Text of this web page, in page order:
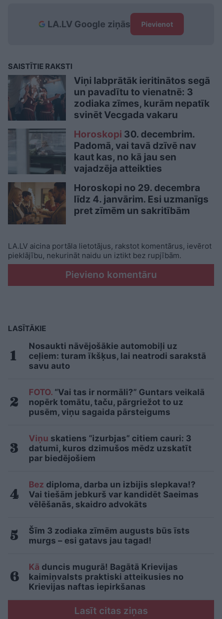
LA.LV Google ziņās Pievienot
SAISTĪTIE RAKSTI
Viņi labprātāk ieritinātos segā
un pavadītu to vienatnē: 3
zodiaka zīmes, kurām nepatīk
svinēt Vecgada vakaru
Horoskopi 30. decembrim.
Padomā, vai tavā dzīvē nav
kaut kas, no kā jau sen
vajadzēja atteikties
Horoskopi no 29. decembra
līdz 4. janvārim. Esi uzmanīgs
pret zīmēm un sakritībām
LA.LV aicina portāla lietotājus, rakstot komentārus, ievērot
pieklājību, nekurināt naidu un iztikt bez rupjībām.
Pievieno komentāru
LASĪTĀKIE
Nosaukti nāvējošākie automobiļi uz
ceļiem: turam īkšķus, lai neatrodi sarakstā
savu auto
FOTO. “Vai tas ir normāli?” Guntars veikalā
nopērk tomātu, taču, pārgriežot to uz
pusēm, viņu sagaida pārsteigums
Viņu skatiens “izurbjas” citiem cauri: 3
datumi, kuros dzimušos mēdz uzskatīt
par biedējošiem
Bez diploma, darba un izbijis slepkava!?
Vai tiešām jebkurš var kandidēt Saeimas
vēlēšanās, skaidro advokāts
Šīm 3 zodiaka zīmēm augusts būs īsts
murgs – esi gatavs jau tagad!
Kā duncis mugurā! Bagātā Krievijas
kaimiņvalsts praktiski atteikusies no
Krievijas naftas iepirkšanas
Lasīt citas ziņas